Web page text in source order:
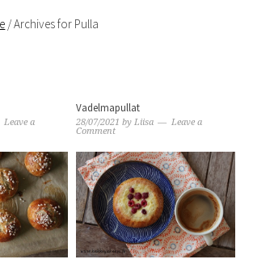
/Archives for Pulla
Leave a
Vadelmapullat
28/07/2021 byLiisa
Leave a
Comment